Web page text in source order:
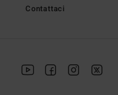
Contattaci